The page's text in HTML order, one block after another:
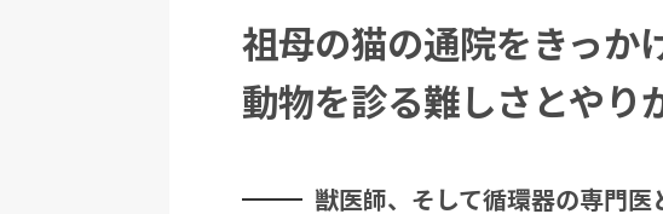
祖母の猫の通院をきっか
動物を診る難しさとやり
獣医師、そして循環器の専門医